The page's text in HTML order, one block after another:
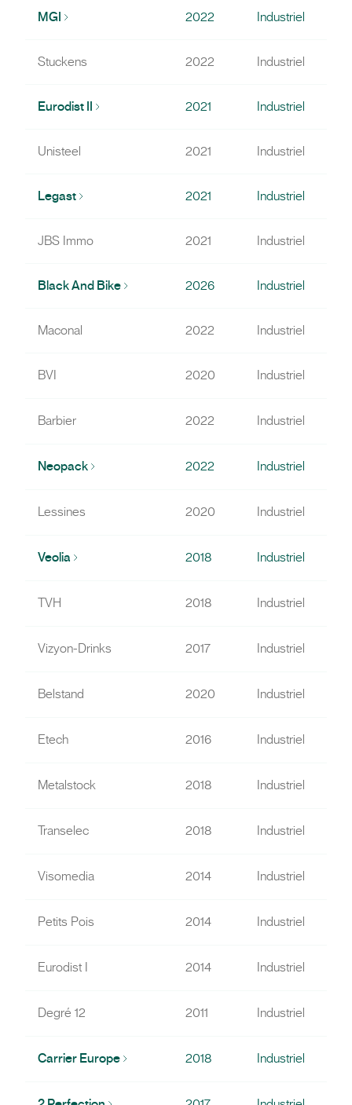
MGI 2022 Industriel
Stuckens 2022 Industriel
Eurodist II 2021 Industriel
Unisteel 2021 Industriel
Legast 2021 Industriel
JBS Immo 2021 Industriel
Black And Bike 2026 Industriel
Maconal 2022 Industriel
BVI 2020 Industriel
Barbier 2022 Industriel
Neopack 2022 Industriel
Lessines 2020 Industriel
Veolia 2018 Industriel
TVH 2018 Industriel
Vizyon-Drinks 2017 Industriel
Belstand 2020 Industriel
Etech 2016 Industriel
Metalstock 2018 Industriel
Transelec 2018 Industriel
Visomedia 2014 Industriel
Petits Pois 2014 Industriel
Eurodist I 2014 Industriel
Degré 12 2011 Industriel
Carrier Europe 2018 Industriel